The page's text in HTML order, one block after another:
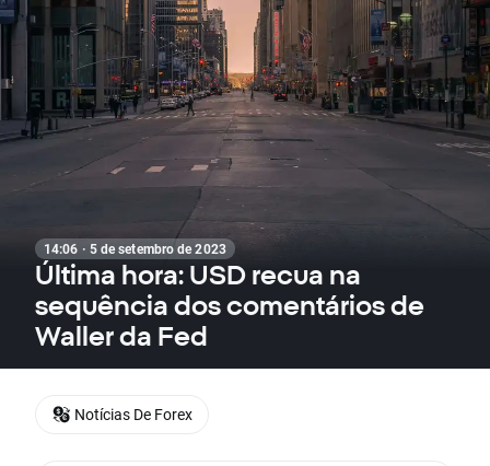
14:06 · 5 de setembro de 2023
Última hora: USD recua na
sequência dos comentários de
Waller da Fed
Notícias De Forex